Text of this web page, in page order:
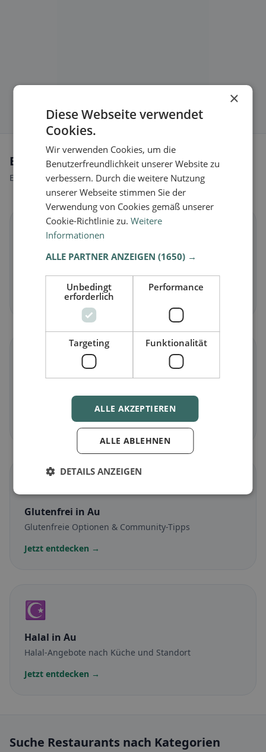
Ernährungsweisen in Au
Entdecke Restaurants passend zu deiner Ernährungsweise.
Veganin Au
Pflanzliche Gerichte & vegane Küche
Jetzt entdecken →
Fleischlose Gerichte & vegetarische Klassiker
Jetzt entdecken →
Glutenfrei in Au
Glutenfreie Optionen & Community-Tipps
Jetzt entdecken →
☪️
Halal in Au
Halal-Angebote nach Küche und Standort
Jetzt entdecken →
Suche Restaurants nach Kategorien
×
Diese Webseite verwendet
Cookies.
Wir verwenden Cookies, um die
Benutzerfreundlichkeit unserer Website zu
verbessern. Durch die weitere Nutzung
unserer Webseite stimmen Sie der
Verwendung von Cookies gemäß unserer
Cookie-Richtlinie zu.Weitere
Informationen
ALLE PARTNER ANZEIGEN(1650) →
Unbedingt
erforderlich
Performance
Targeting Funktionalität
ALLE AKZEPTIEREN
ALLE ABLEHNEN
DETAILS ANZEIGEN